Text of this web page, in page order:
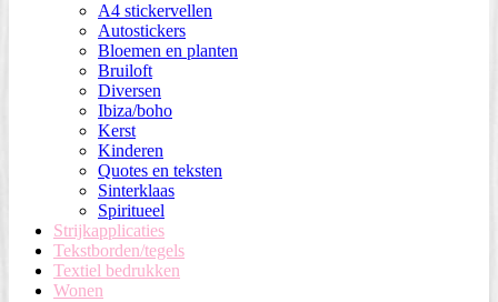
A4 stickervellen
Autostickers
Bloemen en planten
Bruiloft
Diversen
Ibiza/boho
Kerst
Kinderen
Quotes en teksten
Sinterklaas
Spiritueel
Strijkapplicaties
Tekstborden/tegels
Textiel bedrukken
Wonen